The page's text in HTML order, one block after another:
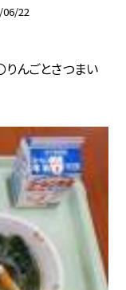
22
んごとさつまい